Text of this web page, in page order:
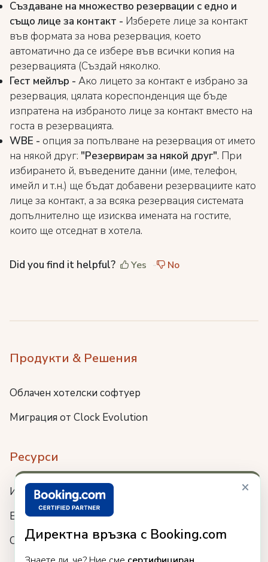
×
Директна връзка с Booking.com
Създаване на множество резервации с едно и
също лице за контакт - Изберете лице за контакт
във формата за нова резервация, което
автоматично да се избере във всички копия на
резервацията (Създай няколко.
Гест мейлър - Ако лицето за контакт е избрано за
резервация, цялата кореспонденция ще бъде
изпратена на избраното лице за контакт вместо на
госта в резервацията.
WBE - опция за попълване на резервация от името
на някой друг: "Резервирам за някой друг". При
избирането й, въведените данни (име, телефон,
имейл и т.н.) ще бъдат добавени резервациите като
лице за контакт, а за всяка резервация системата
допълнително ще изисква имената на гостите,
които ще отседнат в хотела.
Did you find it helpful? Yes No
Продукти & Решения
Облачен хотелски софтуер
Миграция от Clock Evolution
Ресурси
Интеграции
Блог
Събития